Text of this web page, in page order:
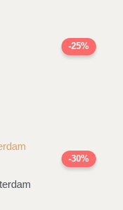
-25%
-30%